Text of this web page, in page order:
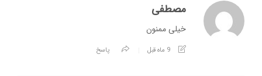
مصطفی
خیلی ممنون
9 ماه قبل پاسخ